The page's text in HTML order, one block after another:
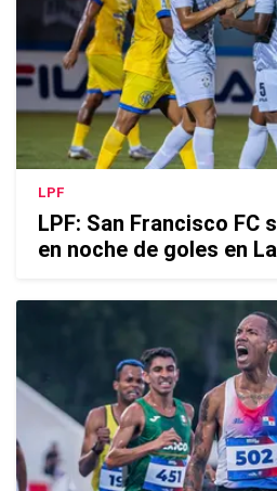
LPF
LPF: San Francisco FC
en noche de goles en